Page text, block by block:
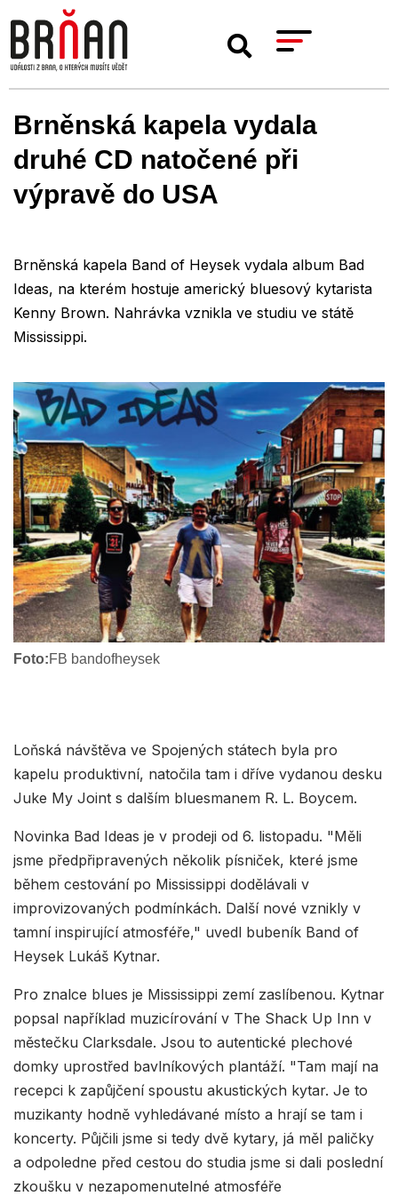
Brněnská kapela vydala
druhé CD natočené při
výpravě do USA
Brněnská kapela Band of Heysek vydala album Bad
Ideas, na kterém hostuje americký bluesový kytarista
Kenny Brown. Nahrávka vznikla ve studiu ve státě
Mississippi.
Foto:FB bandofheysek
Loňská návštěva ve Spojených státech byla pro
kapelu produktivní, natočila tam i dříve vydanou desku
Juke My Joint s dalším bluesmanem R. L. Boycem.
Novinka Bad Ideas je v prodeji od 6. listopadu. "Měli
jsme předpřipravených několik písniček, které jsme
během cestování po Mississippi dodělávali v
improvizovaných podmínkách. Další nové vznikly v
tamní inspirující atmosféře," uvedl bubeník Band of
Heysek Lukáš Kytnar.
Pro znalce blues je Mississippi zemí zaslíbenou. Kytnar
popsal například muzicírování v The Shack Up Inn v
městečku Clarksdale. Jsou to autentické plechové
domky uprostřed bavlníkových plantáží. "Tam mají na
recepci k zapůjčení spoustu akustických kytar. Je to
muzikanty hodně vyhledávané místo a hrají se tam i
koncerty. Půjčili jsme si tedy dvě kytary, já měl paličky
a odpoledne před cestou do studia jsme si dali poslední
zkoušku v nezapomenutelné atmosféře